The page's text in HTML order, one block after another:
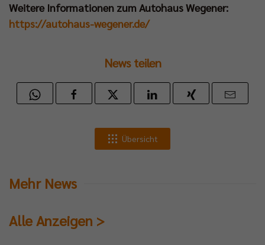
Weitere Informationen zum Autohaus Wegener:
https://autohaus-wegener.de/
News teilen
Übersicht
Mehr News
Alle Anzeigen >